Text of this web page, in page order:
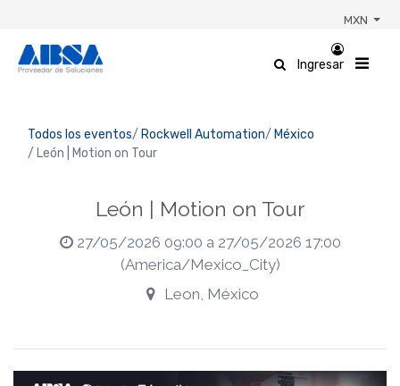
MXN
Ingresar
Todos los eventos Rockwell Automation
México
León | Motion on Tour
León | Motion on Tour
27/05/2026 09:00 a 27/05/2026 17:00
(America/Mexico_City)
Leon, México